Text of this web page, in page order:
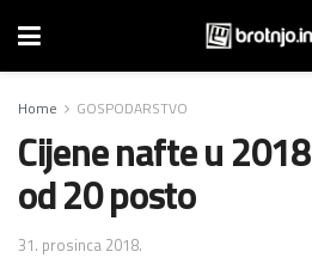
Home GOSPODARSTVO
​Cijene nafte u
od 20 posto
31. prosinca 2018.